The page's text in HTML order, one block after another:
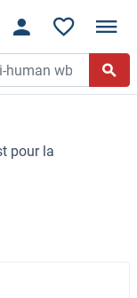
pour la